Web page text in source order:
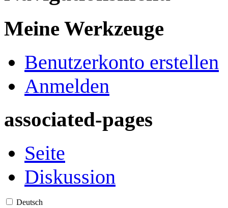
Meine Werkzeuge
Benutzerkonto erstellen
Anmelden
associated-pages
Seite
Diskussion
Deutsch